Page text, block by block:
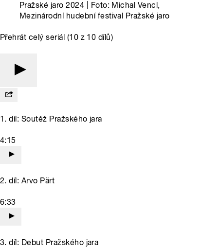
Pražské jaro 2024 | Foto: Michal Vencl,
Mezinárodní hudební festival Pražské jaro
Přehrát celý seriál (10 z 10 dílů)
1. díl: Soutěž Pražského jara
4:15
2. díl: Arvo Pärt
6:33
3. díl: Debut Pražského jara